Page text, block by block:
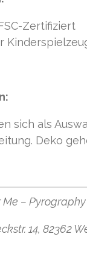
Zertifiziert
sich als
Deko
Me –
14, 82362